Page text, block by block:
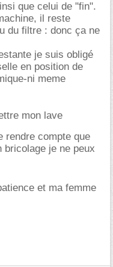
que celui de "fin".
il reste
du filtre : donc ça ne
je suis obligé
en position de
ni meme
mon lave
rendre compte que
bricolage je ne peux
et ma femme